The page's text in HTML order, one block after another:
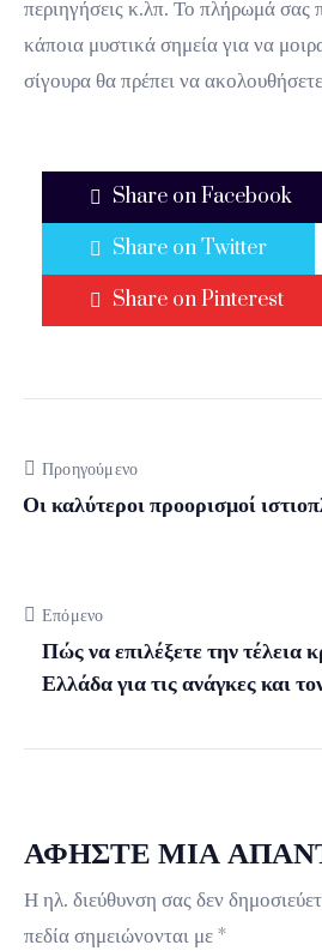
περιηγήσεις κ.λπ. Το πλήρωμά σας
κάποια μυστικά σημεία για να
σίγουρα θα πρέπει να
Share on Facebook
Share on Twitter
Share on Pinterest
Προηγούμενο
Οι καλύτεροι προορισμοί
Επόμενο
Πώς να επιλέξετε την τέλεια
Ελλάδα για τις ανάγκες και
ΑΦΉΣΤΕ ΜΙΑ
Η ηλ. διεύθυνση σας δεν
πεδία σημειώνονται με*